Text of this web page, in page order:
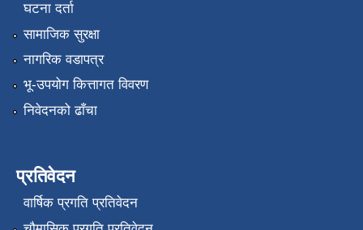
घटना दर्ता
सामाजिक सुरक्षा
नागरिक वडापत्र
भू-उपयोग कित्तागत विवरण
निवेदनको ढाँचा
प्रतिवेदन
वार्षिक प्रगति प्रतिवेदन